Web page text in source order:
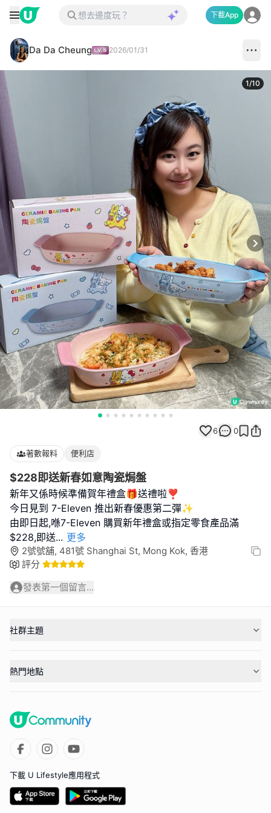
下載App
Da Da Cheung 2026/01/31
1/10
6 0
著數報料 便利店
$228即送新春如意陶瓷焗盤
新年又係時候準備賀年禮盒🎁送禮啦❣️
今日見到 7-Eleven 推出新春優惠第二彈✨
由即日起,喺7-Eleven 購買新年禮盒或指定零食產品滿
$228,即送... 更多
2號號舖, 481號 Shanghai St, Mong Kok, 香港
評分
發表第一個留言...
社群主題
熱門地點
下載 U Lifestyle應用程式